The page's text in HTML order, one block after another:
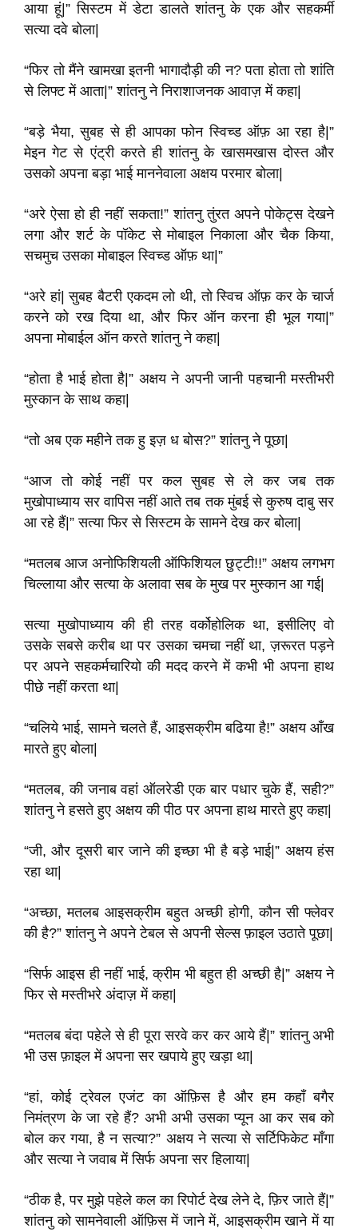
आया हूं|” सिस्टम में डेटा डालते शांतनु के एक और सहकर्मी
सत्या दवे बोला|
“फिर तो मैंने खामखा इतनी भागादौड़ी की न? पता होता तो शांति
से लिफ्ट में आता|” शांतनु ने निराशाजनक आवाज़ में कहा|
“बड़े भैया, सुबह से ही आपका फोन स्विच्ड ऑफ़ आ रहा है|”
मेइन गेट से एंट्री करते ही शांतनु के खासमखास दोस्त और
उसको अपना बड़ा भाई माननेवाला अक्षय परमार बोला|
“अरे ऐसा हो ही नहीं सकता!” शांतनु तुंरत अपने पोकेट्स देखने
लगा और शर्ट के पॉकेट से मोबाइल निकाला और चैक किया,
सचमुच उसका मोबाइल स्विच्ड ऑफ़ था|”
“अरे हां| सुबह बैटरी एकदम लो थी, तो स्विच ऑफ़ कर के चार्ज
करने को रख दिया था, और फिर ऑन करना ही भूल गया|”
अपना मोबाईल ऑन करते शांतनु ने कहा|
“होता है भाई होता है|” अक्षय ने अपनी जानी पहचानी मस्तीभरी
मुस्कान के साथ कहा|
“तो अब एक महीने तक हु इज़ ध बोस?” शांतनु ने पूछा|
“आज तो कोई नहीं पर कल सुबह से ले कर जब तक
मुखोपाध्याय सर वापिस नहीं आते तब तक मुंबई से कुरुष दाबु सर
आ रहे हैं|” सत्या फिर से सिस्टम के सामने देख कर बोला|
“मतलब आज अनोफिशियली ऑफिशियल छुट्टी!!” अक्षय लगभग
चिल्लाया और सत्या के अलावा सब के मुख पर मुस्कान आ गई|
सत्या मुखोपाध्याय की ही तरह वर्कोहोलिक था, इसीलिए वो
उसके सबसे करीब था पर उसका चमचा नहीं था, ज़रूरत पड़ने
पर अपने सहकर्मचारियो की मदद करने में कभी भी अपना हाथ
पीछे नहीं करता था|
“चलिये भाई, सामने चलते हैं, आइसक्रीम बढिया है!” अक्षय आँख
मारते हुए बोला|
“मतलब, की जनाब वहां ऑलरेडी एक बार पधार चुके हैं, सही?”
शांतनु ने हसते हुए अक्षय की पीठ पर अपना हाथ मारते हुए कहा|
“जी, और दूसरी बार जाने की इच्छा भी है बड़े भाई|” अक्षय हंस
रहा था|
“अच्छा, मतलब आइसक्रीम बहुत अच्छी होगी, कौन सी फ्लेवर
की है?” शांतनु ने अपने टेबल से अपनी सेल्स फ़ाइल उठाते पूछा|
“सिर्फ आइस ही नहीं भाई, क्रीम भी बहुत ही अच्छी है|” अक्षय ने
फिर से मस्तीभरे अंदाज़ में कहा|
“मतलब बंदा पहेले से ही पूरा सरवे कर कर आये हैं|” शांतनु अभी
भी उस फ़ाइल में अपना सर खपाये हुए खड़ा था|
“हां, कोई ट्रेवल एजंट का ऑफ़िस है और हम कहाँ बगैर
निमंत्रण के जा रहे हैं? अभी अभी उसका प्यून आ कर सब को
बोल कर गया, है न सत्या?” अक्षय ने सत्या से सर्टिफिकेट माँगा
और सत्या ने जवाब में सिर्फ अपना सर हिलाया|
“ठीक है, पर मुझे पहेले कल का रिपोर्ट देख लेने दे, फ़िर जाते हैं|”
शांतनु को सामनेवाली ऑफ़िस में जाने में, आइसक्रीम खाने में या